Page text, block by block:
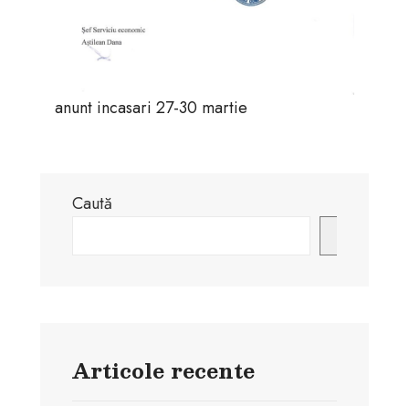
anunt incasari 27-30 martie
Caută
Articole recente